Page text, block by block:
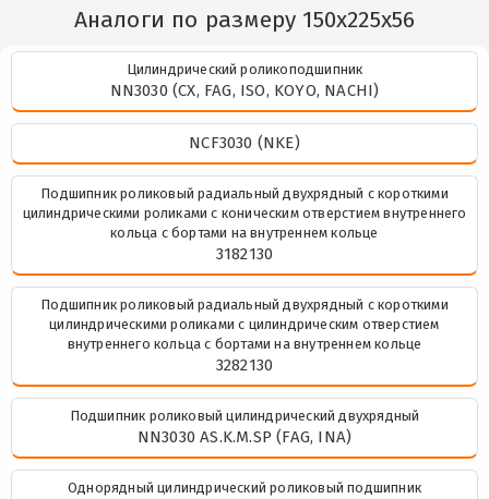
Аналоги по размеру 150x225x56
Цилиндрический роликоподшипник
NN3030 (CX, FAG, ISO, KOYO, NACHI)
NCF3030 (NKE)
Подшипник роликовый радиальный двухрядный с короткими
цилиндрическими роликами с коническим отверстием внутреннего
кольца с бортами на внутреннем кольце
3182130
Подшипник роликовый радиальный двухрядный с короткими
цилиндрическими роликами с цилиндрическим отверстием
внутреннего кольца с бортами на внутреннем кольце
3282130
Подшипник роликовый цилиндрический двухрядный
NN3030 AS.K.M.SP (FAG, INA)
Однорядный цилиндрический роликовый подшипник